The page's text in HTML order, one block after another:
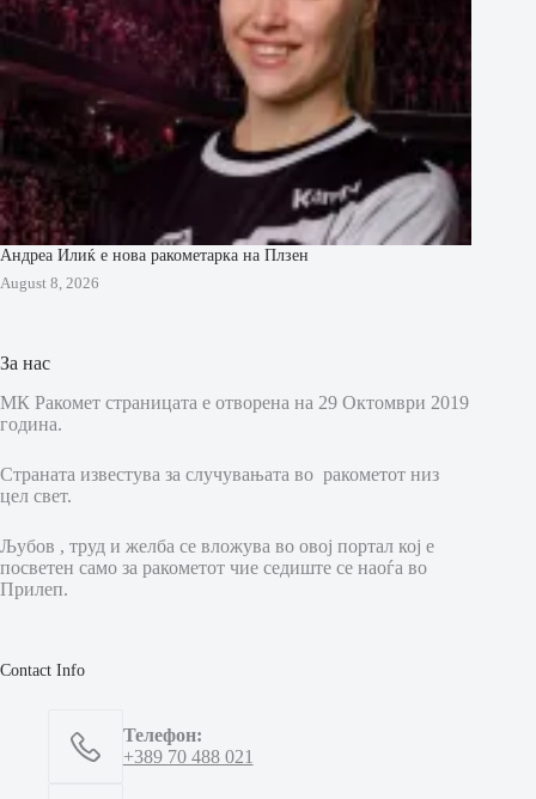
Андреа Илиќ е нова ракометарка на Плзен
August 8, 2026
За нас
МК Ракомет страницата е отворена на 29 Октомври 2019
година.
Страната известува за случувањата во ракометот низ
цел свет.
Љубов , труд и желба се вложува во овој портал кој е
посветен само за ракометот чие седиште се наоѓа во
Прилеп.
Contact Info
Телефон:
+389 70 488 021